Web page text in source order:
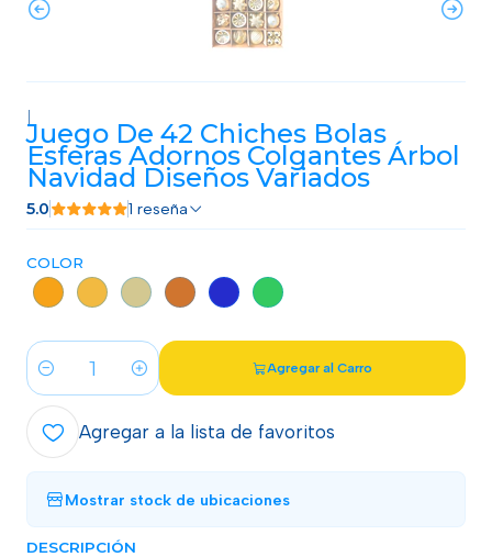
|
Juego De 42 Chiches Bolas
Esferas Adornos Colgantes Árbol
Navidad Diseños Variados
5.0 1 reseña
COLOR
Cantidad
Agregar al Carro
Agregar a la lista de favoritos
Mostrar stock de ubicaciones
DESCRIPCIÓN